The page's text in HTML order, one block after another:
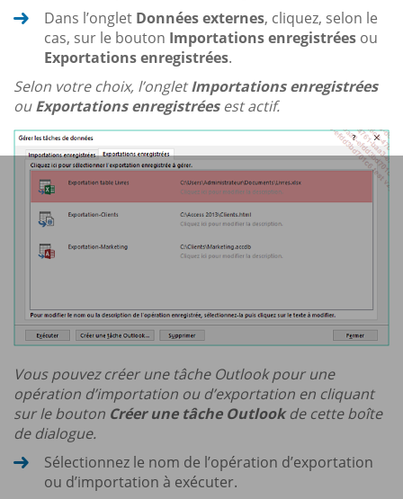
Dans l’onglet Données externes, cliquez, selon le
cas, sur le bouton Importations enregistrées ou
Exportations enregistrées.
Selon votre choix, l’ongletImportations enregistrées
ouExportations enregistréesest actif.
Vous pouvez créer une tâche Outlook pour une
opération d’importation ou d’exportation en cliquant
sur le bouton Créer une tâche Outlookde cette boîte
de dialogue.
Sélectionnez le nom de l’opération d’exportation
ou d’importation à exécuter.